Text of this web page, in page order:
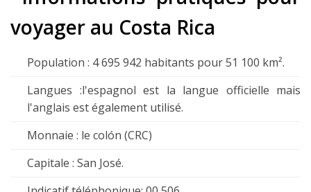
Population : 4 695 942 habitants pour 51 100 km².
Langues :l'espagnol est la langue officielle mais
l'anglais est également utilisé.
Monnaie : le colón (CRC)
Capitale : San José.